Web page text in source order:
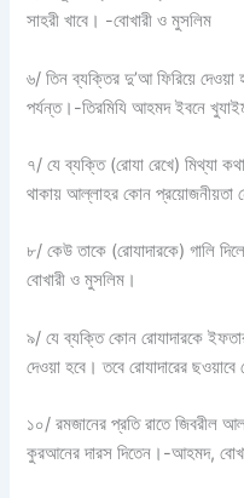
সাহরী খাবে। -বোখারী ও মুসলিম
৬/ তিন ব্যক্তির দু’আ ফিরিয়ে
পর্যন্ত।-তিরমিযি আহমদ ইবনে
৭/ যে ব্যক্তি (রোযা রেখে) মিথ্যা
থাকায় আল্লাহর কোন
৮/ কেউ তাকে (রোযাদারকে) গালি
বোখারী ও মুসলিম।
৯/ যে ব্যক্তি কোন রোযাদারকে
দেওয়া হবে। তবে রোযাদারের
১০/ রমজানের প্রতি রাতে জিবরীল
কুরআনের দারস দিতেন।-আহমদ,